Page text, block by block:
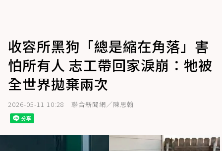
收容所黑狗「總是縮在角落」害
怕所有人 志工帶回家淚崩：牠被
全世界拋棄兩次
2026-05-11 10:28 聯合新聞網／陳思翰